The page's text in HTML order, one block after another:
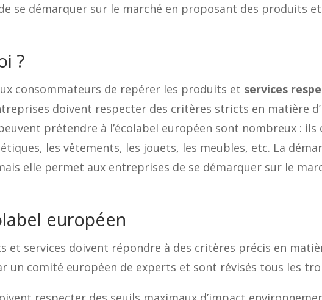
se démarquer sur le marché en proposant des produits
?
consommateurs de repérer les produits et services
doivent respecter des critères stricts en matière
prétendre à l’écolabel européen sont nombreux : ils
les vêtements, les jouets, les meubles, etc. La
elle permet aux entreprises de se démarquer sur le
européen
et services doivent répondre à des critères précis en
un comité européen de experts et sont révisés tous les